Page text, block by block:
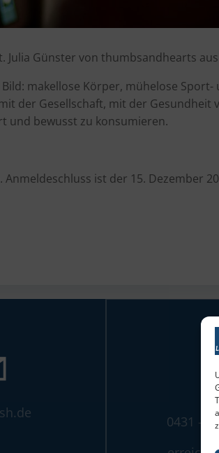
Julia Günster von thumbsandhearts
makellose Körper, mühelose
der Gesellschaft, mit der Gesundheit
und bewusst zu konsumieren.
ist der 15. Dezember
0431 -